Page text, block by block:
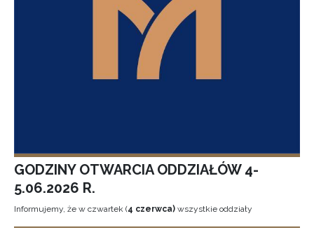
GODZINY OTWARCIA ODDZIAŁÓW 4-
5.06.2026 R.
Informujemy, że w czwartek (4 czerwca) wszystkie oddziały